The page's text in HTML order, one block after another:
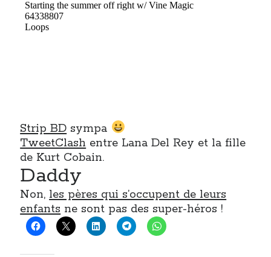
Strip BD sympa
TweetClash entre Lana Del Rey et la fille
de Kurt Cobain.
Daddy
Non,les pères qui s’occupent de leurs
enfants ne sont pas des super-héros !